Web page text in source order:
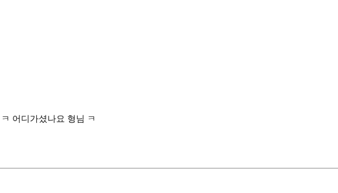
어디가셨나요 형님 ㅋ